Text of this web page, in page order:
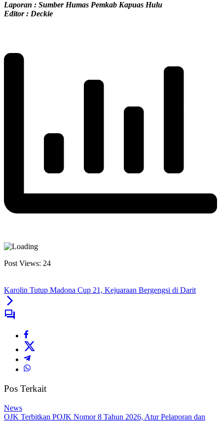
Laporan : Sumber Humas Pemkab Kapuas Hulu
Editor : Deckie
Post Views: 24
Karolin Tutup Madona Cup 21, Kejuaraan Bergengsi di Darit
Pos Terkait
News
OJK Terbitkan POJK Nomor 8 Tahun 2026, Atur Pelaporan dan